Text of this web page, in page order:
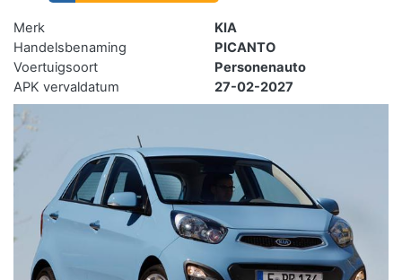
Merk
KIA
Handelsbenaming
PICANTO
Voertuigsoort
Personenauto
APK vervaldatum
27-02-2027